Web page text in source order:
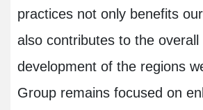
practices not only benefits
also contributes to the overall
development of the regions
Group remains focused on